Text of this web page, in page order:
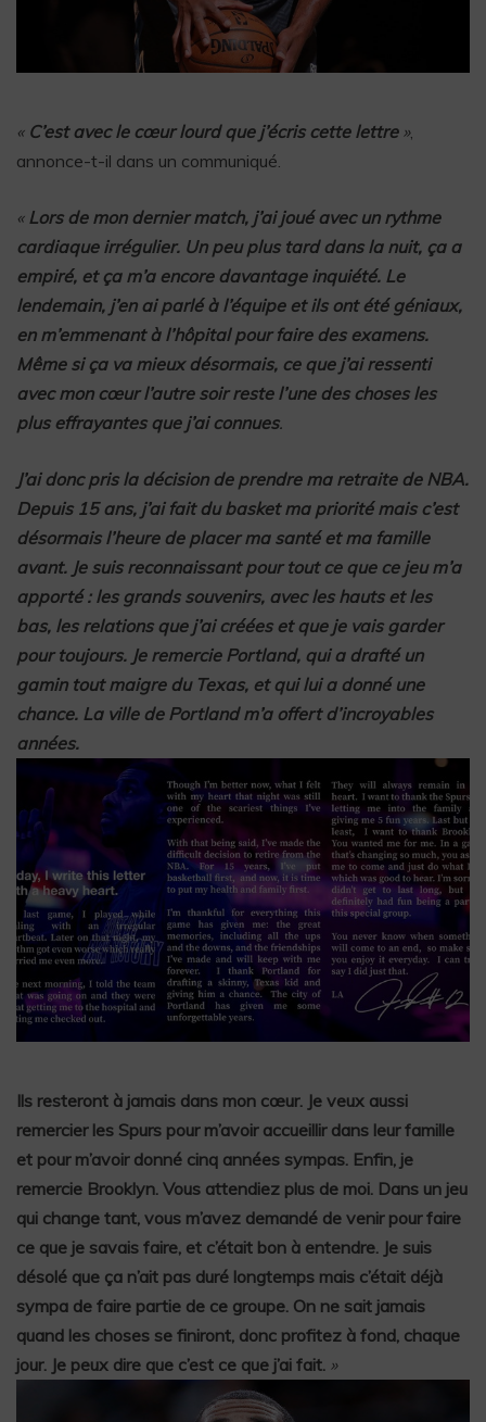
« C’est avec le cœur lourd que j’écris cette lettre»,
annonce-t-il dans un communiqué.
« Lors de mon dernier match, j’ai joué avec un rythme
cardiaque irrégulier. Un peu plus tard dans la nuit, ça a
empiré, et ça m’a encore davantage inquiété. Le
lendemain, j’en ai parlé à l’équipe et ils ont été géniaux,
en m’emmenant à l’hôpital pour faire des examens.
Même si ça va mieux désormais, ce que j’ai ressenti
avec mon cœur l’autre soir reste l’une des choses les
plus effrayantes que j’ai connues.
J’ai donc pris la décision de prendre ma retraite de NBA.
Depuis 15 ans, j’ai fait du basket ma priorité mais c’est
désormais l’heure de placer ma santé et ma famille
avant. Je suis reconnaissant pour tout ce que ce jeu m’a
apporté : les grands souvenirs, avec les hauts et les
bas, les relations que j’ai créées et que je vais garder
pour toujours. Je remercie Portland, qui a drafté un
gamin tout maigre du Texas, et qui lui a donné une
chance. La ville de Portland m’a offert d’incroyables
années.
Ils resteront à jamais dans mon cœur. Je veux aussi
remercier les Spurs pour m’avoir accueillir dans leur famille
et pour m’avoir donné cinq années sympas. Enfin, je
remercie Brooklyn. Vous attendiez plus de moi. Dans un jeu
qui change tant, vous m’avez demandé de venir pour faire
ce que je savais faire, et c’était bon à entendre. Je suis
désolé que ça n’ait pas duré longtemps mais c’était déjà
sympa de faire partie de ce groupe. On ne sait jamais
quand les choses se finiront, donc profitez à fond, chaque
jour. Je peux dire que c’est ce que j’ai fait. »